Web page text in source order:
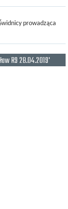
prowadząca
9 (R9). Szlak jest
R9 28.04.2019'